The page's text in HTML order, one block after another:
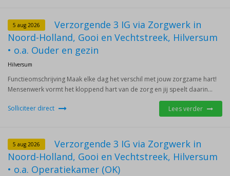
5 aug 2026
Verzorgende 3 IG via Zorgwerk in
Noord-Holland, Gooi en Vechtstreek, Hilversum
• o.a. Ouder en gezin
Hilversum
Functieomschrijving Maak elke dag het verschil met jouw zorgzame hart!
Mensenwerk vormt het kloppend hart van de zorg en jij speelt daarin...
Solliciteer direct Lees verder
5 aug 2026
Verzorgende 3 IG via Zorgwerk in
Noord-Holland, Gooi en Vechtstreek, Hilversum
• o.a. Operatiekamer (OK)